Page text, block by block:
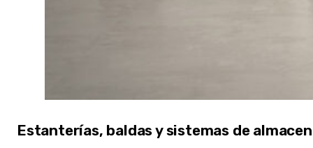
Estanterías, baldas y sistemas de